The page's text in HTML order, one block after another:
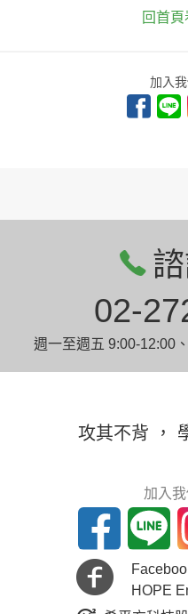
回首
加入
02-
週一至週五 9:00-12:00
攻其不背 ，
加入我
HOPE